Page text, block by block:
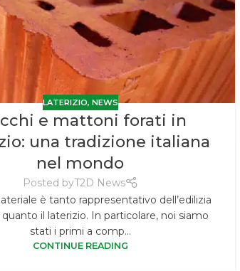
LATERIZIO, NEWS
e mattoni forati in
una tradizione italiana
nel mondo
Posted byT2D News
è tanto rappresentativo dell’edilizia
quanto il laterizio. In particolare, noi siamo
stati i primi a comp...
CONTINUE READING